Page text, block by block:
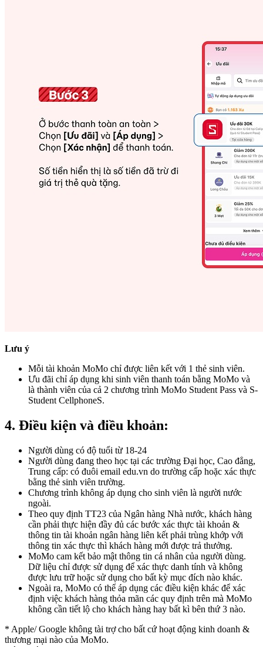
Lưu ý
Mỗi tài khoản MoMo chỉ được liên kết với 1 thẻ sinh viên.
Ưu đãi chỉ áp dụng khi sinh viên thanh toán bằng MoMo và
là thành viên của cả 2 chương trình MoMo Student Pass và S-
Student CellphoneS.
4. Điều kiện và điều khoản:
Người dùng có độ tuổi từ 18-24
Người dùng đang theo học tại các trường Đại học, Cao đẳng,
Trung cấp: có đuôi email edu.vn do trường cấp hoặc xác thực
bằng thẻ sinh viên trường.
Chương trình không áp dụng cho sinh viên là người nước
ngoài.
Theo quy định TT23 của Ngân hàng Nhà nước, khách hàng
cần phải thực hiện đầy đủ các bước xác thực tài khoản &
thông tin tài khoản ngân hàng liên kết phải trùng khớp với
thông tin xác thực thì khách hàng mới được trả thưởng.
MoMo cam kết bảo mật thông tin cá nhân của người dùng.
Dữ liệu chỉ được sử dụng để xác thực danh tính và không
được lưu trữ hoặc sử dụng cho bất kỳ mục đích nào khác.
Ngoài ra, MoMo có thể áp dụng các điều kiện khác để xác
định việc khách hàng thỏa mãn các quy định trên mà MoMo
không cần tiết lộ cho khách hàng hay bất kì bên thứ 3 nào.
* Apple/ Google không tài trợ cho bất cứ hoạt động kinh doanh &
thương mại nào của MoMo.